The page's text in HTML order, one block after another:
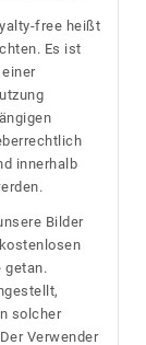
free heißt
Es ist
innerhalb
Bilder
getan.
solcher
Verwender